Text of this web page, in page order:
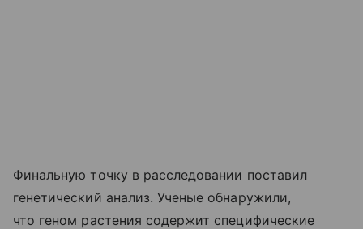
Финальную точку в расследовании поставил
генетический анализ. Ученые обнаружили,
что геном растения содержит специфические